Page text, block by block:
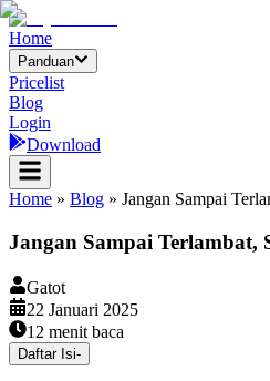
Home
Panduan
Pricelist
Blog
Login
Download
Home » Blog » Jangan Sampai
Jangan Sampai
Gatot
22 Januari 2025
12 menit baca
Daftar Isi-